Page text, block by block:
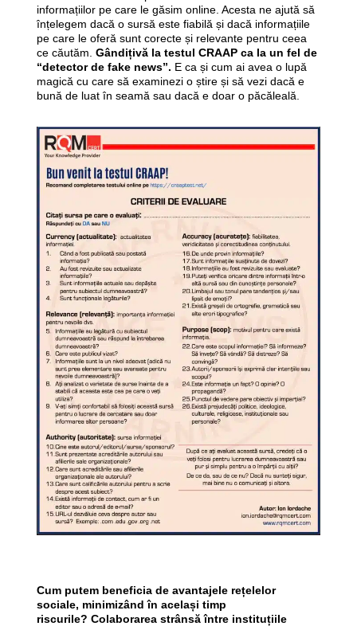
informațiilor pe care le găsim online. Acesta ne ajută să
înțelegem dacă o sursă este fiabilă și dacă informațiile
pe care le oferă sunt corecte și relevante pentru ceea
ce căutăm. Gândițivă la testul CRAAP ca la un fel de
“detector de fake news”. E ca și cum ai avea o lupă
magică cu care să examinezi o știre și să vezi dacă e
bună de luat în seamă sau dacă e doar o păcăleală.
Cum putem beneficia de avantajele rețelelor
sociale, minimizând în același timp
riscurile? Colaborarea strânsă între instituțiile